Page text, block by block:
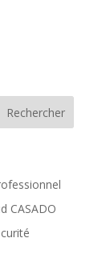
CASADO